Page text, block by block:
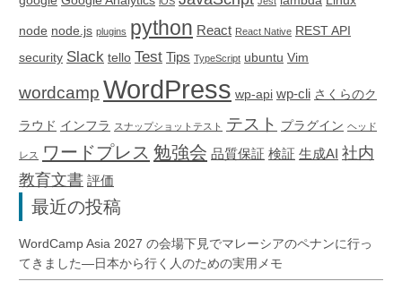
node node.js plugins python React React Native REST API
security Slack tello Test Tips TypeScript ubuntu Vim
wordcamp WordPress wp-api wp-cli さくらのク
ラウド インフラ スナップショットテスト テスト プラグイン ヘッド
レス ワードプレス 勉強会 品質保証 検証 生成AI 社内
教育文書 評価
最近の投稿
WordCamp Asia 2027 の会場下見でマレーシアのペナンに行っ
てきました―日本から行く人のための実用メモ